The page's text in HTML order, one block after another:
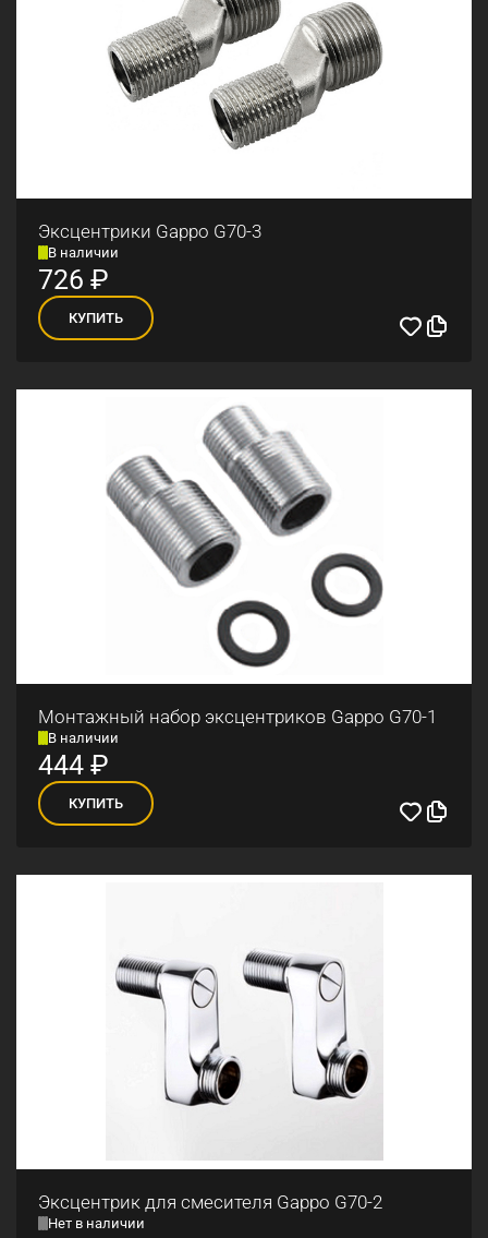
Эксцентрики Gappo G70-3
В наличии
726 ₽
КУПИТЬ
Монтажный набор эксцентриков Gappo G70-1
В наличии
444₽
КУПИТЬ
Эксцентрик для смесителя Gappo G70-2
Нет в наличии